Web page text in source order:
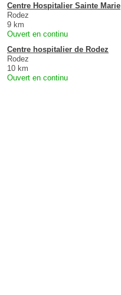
Centre Hospitalier Sainte Marie
Rodez
9 km
Ouvert en continu
Centre hospitalier de Rodez
Rodez
10 km
Ouvert en continu